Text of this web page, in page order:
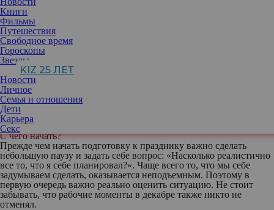
Книги
Фильмы
Путешествия
Свободное время
Гороскопы
Звезды
KIZ 25 ЛЕТ
Новости
Личное
Семья и отношения
Дети
Карьера
Секс
предновогоднего стресса. В преддверии праздника это особенно
актуальная тема.
С чего начать?
Прежде чем начать подготовку к празднику важно сделать
небольшую паузу и задать себе вопрос: «Насколько реалистично
все то, что я себе планировал?». Чаще всего то, что мы себе
задумываем сделать, оказывается неподъемным. Поэтому в
первую очередь важно реально оценить ситуацию. Не стоит
забывать, что рабочие моменты в декабре также никто не
отменял.